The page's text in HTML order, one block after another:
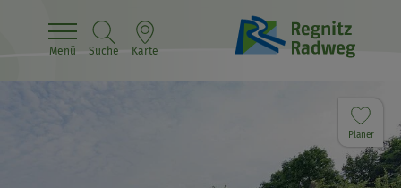
Menü Suche Karte
Planer